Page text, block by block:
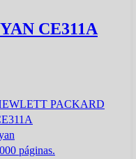
CE311A
PACKARD
páginas.